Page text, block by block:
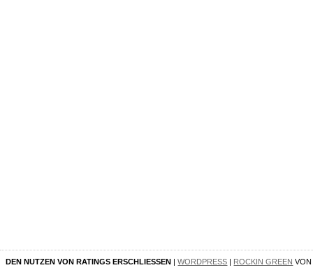
DEN NUTZEN VON RATINGS ERSCHLIESSEN |WORDPRESS | ROCKIN GREEN